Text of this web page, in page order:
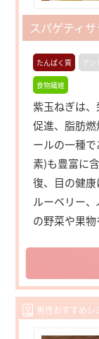
スパゲティ
たんぱく質 アン
食物繊維
紫玉ねぎは
促進、脂肪
ールの一種
素)も豊富に
復、目の健
ルーベリー
の野菜や果物
男性おすすめレ